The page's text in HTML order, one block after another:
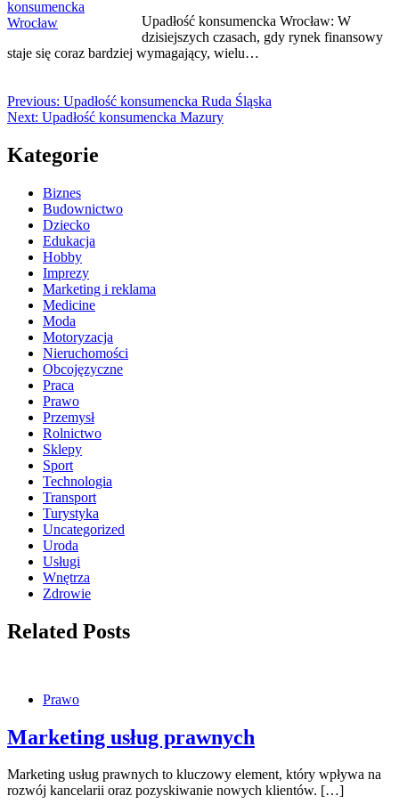
Upadłość konsumencka Wrocław: W
dzisiejszych czasach, gdy rynek finansowy
staje się coraz bardziej wymagający, wielu…
Previous: Upadłość konsumencka Ruda Śląska
Next: Upadłość konsumencka Mazury
Kategorie
Biznes
Budownictwo
Dziecko
Edukacja
Hobby
Imprezy
Marketing i reklama
Medicine
Moda
Motoryzacja
Nieruchomości
Obcojęzyczne
Praca
Prawo
Przemysł
Rolnictwo
Sklepy
Sport
Technologia
Transport
Turystyka
Uncategorized
Uroda
Usługi
Wnętrza
Zdrowie
Related Posts
Prawo
Marketing usług prawnych
Marketing usług prawnych to kluczowy element, który wpływa na
rozwój kancelarii oraz pozyskiwanie nowych klientów. […]